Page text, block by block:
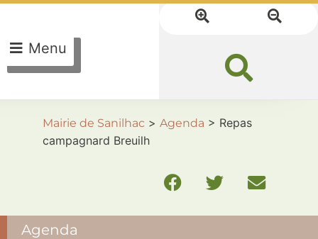
Menu
Mairie de Sanilhac > Agenda > Repas
campagnard Breuilh
Agenda